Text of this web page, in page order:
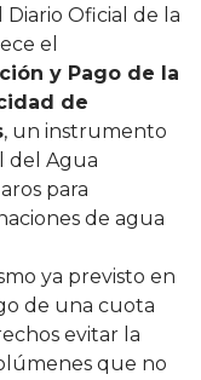
Oficial de la
el
y Pago de la
de
, un instrumento
del Agua
para
de agua
ya previsto en
de una cuota
evitar la
que no